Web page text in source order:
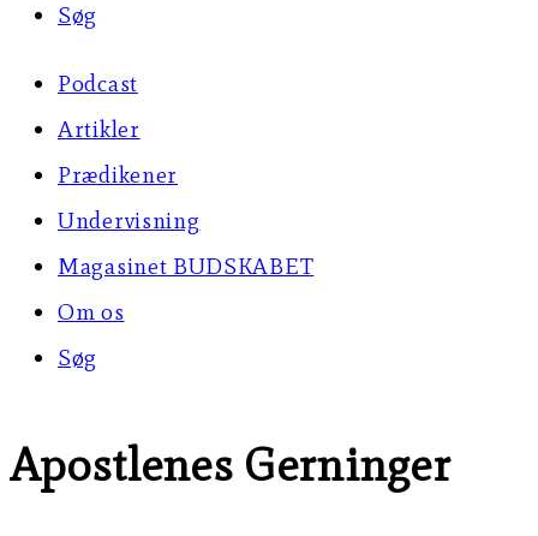
Søg
Podcast
Artikler
Prædikener
Undervisning
Magasinet BUDSKABET
Om os
Søg
Apostlenes Gerninger